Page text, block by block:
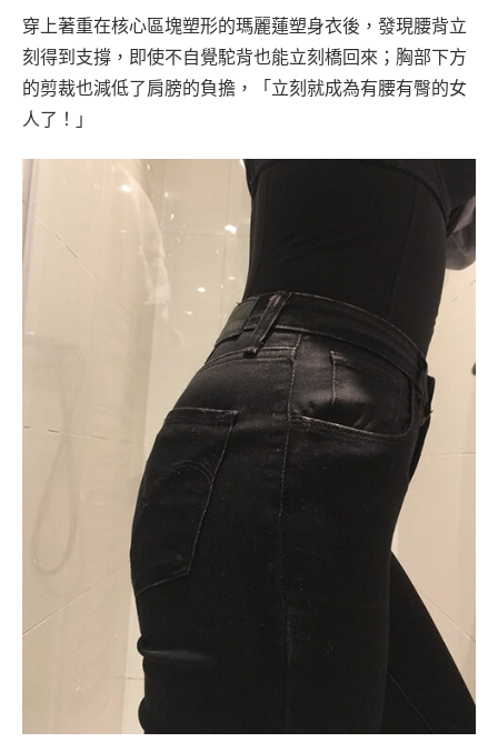
穿上著重在核心區塊塑形的瑪麗蓮塑身衣後，發現腰背立
刻得到支撐，即使不自覺駝背也能立刻橋回來；胸部下方
的剪裁也減低了肩膀的負擔，「立刻就成為有腰有臀的女
人了！」